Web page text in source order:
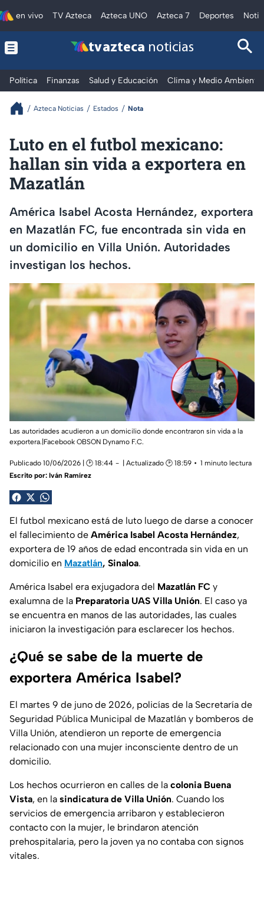
en vivo TV Azteca Azteca UNO Azteca 7 Deportes
tv azteca noticias
Política Finanzas Salud y Educación Clima y Medio Ambiente
Azteca Noticias Estados Nota
Luto en el futbol mexicano:
hallan sin vida a exportera en
Mazatlán
América Isabel Acosta Hernández, exportera
en Mazatlán FC, fue encontrada sin vida en
un domicilio en Villa Unión. Autoridades
investigan los hechos.
Las autoridades acudieron a un domicilio donde encontraron sin vida a la
exportera.|Facebook OBSON Dynamo F.C.
Publicado 10/06/2026 | 🕑 18:44 | Actualizado 🕑 18:59
1 minuto lectura
Escrito por: Iván Ramírez
El futbol mexicano está de luto luego de darse a conocer
el fallecimiento de América Isabel Acosta Hernández,
exportera de 19 años de edad encontrada sin vida en un
domicilio en Mazatlán, Sinaloa.
América Isabel era exjugadora del Mazatlán FC y
exalumna de la Preparatoria UAS Villa Unión. El caso ya
se encuentra en manos de las autoridades, las cuales
iniciaron la investigación para esclarecer los hechos.
¿Qué se sabe de la muerte de
exportera América Isabel?
El martes 9 de juno de 2026, policías de la Secretaría de
Seguridad Pública Municipal de Mazatlán y bomberos de
Villa Unión, atendieron un reporte de emergencia
relacionado con una mujer inconsciente dentro de un
domicilio.
Los hechos ocurrieron en calles de la colonia Buena
Vista, en la sindicatura de Villa Unión. Cuando los
servicios de emergencia arribaron y establecieron
contacto con la mujer, le brindaron atención
prehospitalaria, pero la joven ya no contaba con signos
vitales.